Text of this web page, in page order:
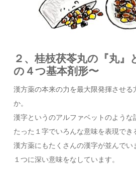
２、桂枝茯苓丸の『丸』
の４つ基本剤形〜
漢方薬の本来の力を最大限発揮させる
か。
漢字というのアルファベットのような
たった１字でいろんな意味を表現でき
漢方薬にもたくさんの漢字が並んでい
１つに深い意味をなしています。